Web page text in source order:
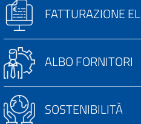
FATTURAZIONE
ALBO FORNITORI
SOSTENIBILITÀ